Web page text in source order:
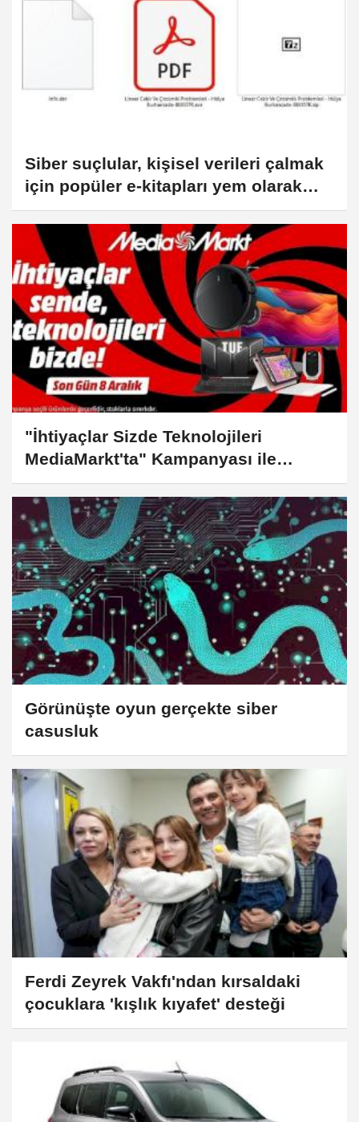
Siber suçlular, kişisel verileri çalmak
için popüler e-kitapları yem olarak
kullanıyor
"İhtiyaçlar Sizde Teknolojileri
MediaMarkt'ta" Kampanyası ile
teknoloji alışverişinin tam zamanı!
Görünüşte oyun gerçekte siber
casusluk
Ferdi Zeyrek Vakfı'ndan kırsaldaki
çocuklara 'kışlık kıyafet' desteği